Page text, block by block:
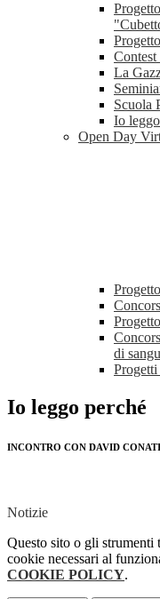
La
Scuola
Io
Open Day
di
Io leggo perché
INCONTRO CON DAVID CONATI
Notizie
Questo sito o gli strumenti
cookie necessari al
COOKIE POLICY.